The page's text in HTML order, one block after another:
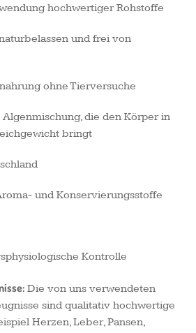
hochwertiger Rohstoffe
und frei von
ohne Tierversuche
die den Körper in
bringt
und Konservierungsstoffe
Kontrolle
Die von uns verwendeten
sind qualitativ hochwertige
Herzen, Leber, Pansen,